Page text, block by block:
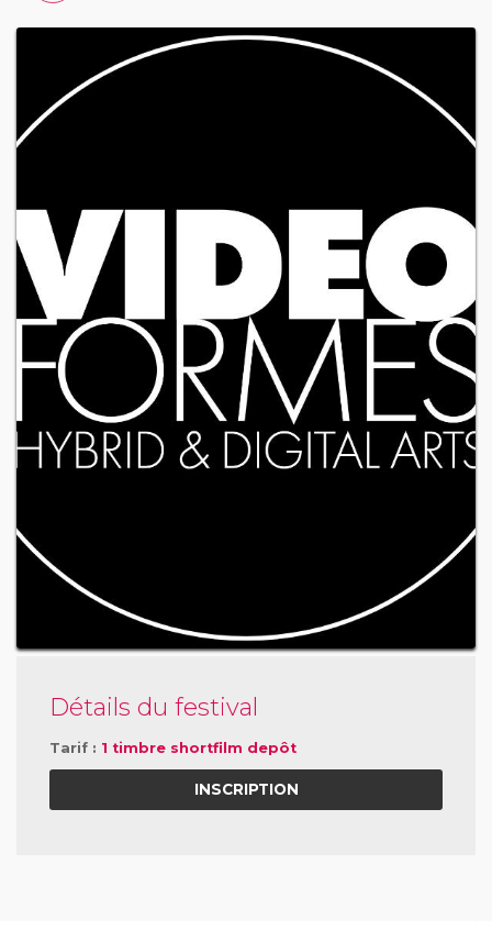
Détails du festival
Tarif : 1 timbre shortfilm depôt
INSCRIPTION